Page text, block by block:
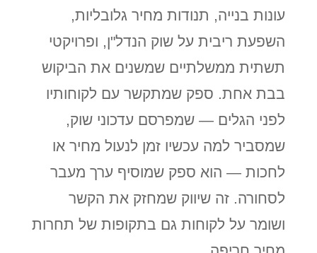
עונות בנייה, תנודות מחיר גלובליות,
השפעת ריבית על שוק הנדל"ן, ופרויקטי
תשתית ממשלתיים שמשנים את הביקוש
בבת אחת. ספק שמתקשר עם לקוחותיו
לפני הגלים — שמפרסם עדכוני שוק,
שמסביר למה עכשיו זמן לנעול מחיר או
לחכות — הוא ספק שמוסיף ערך מעבר
לסחורה. זה שיווק שמחזק את הקשר
ושומר על לקוחות גם בתקופות של תחרות